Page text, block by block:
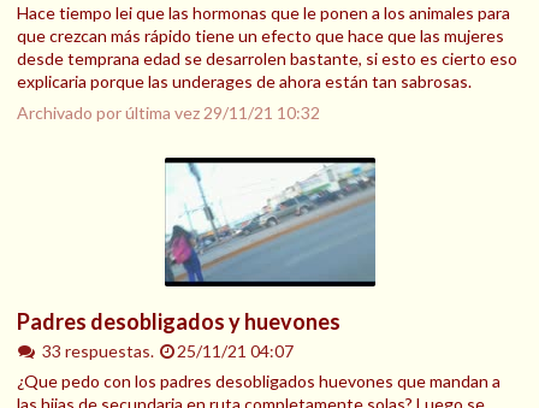
Hace tiempo lei que las hormonas que le ponen a los animales para
que crezcan más rápido tiene un efecto que hace que las mujeres
desde temprana edad se desarrolen bastante, si esto es cierto eso
explicaria porque las underages de ahora están tan sabrosas.
Archivado por última vez 29/11/21 10:32
Padres desobligados y huevones
33 respuestas.
25/11/21 04:07
¿Que pedo con los padres desobligados huevones que mandan a